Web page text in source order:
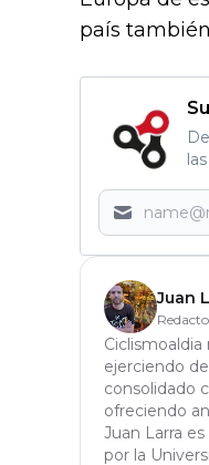
país
Juan
ejerciendo
consolidado
ofreciendo
Juan Larra
por la